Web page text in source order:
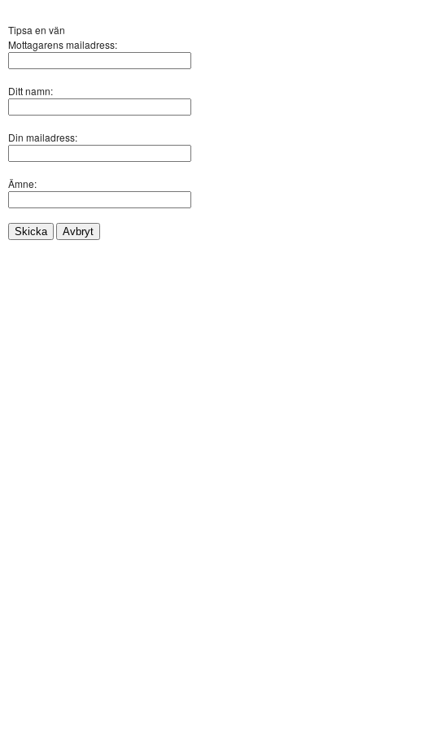
Tipsa en vän
Mottagarens mailadress:
Ditt namn:
Din mailadress:
Ämne:
Skicka Avbryt